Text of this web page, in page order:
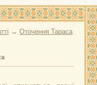
→ Оточення Тараса